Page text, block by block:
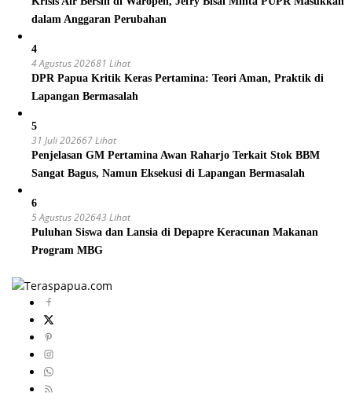
dalam Anggaran Perubahan
4
4 Agustus 202681 Lihat
DPR Papua Kritik Keras Pertamina: Teori Aman, Praktik di
Lapangan Bermasalah
5
31 Juli 202667 Lihat
Penjelasan GM Pertamina Awan Raharjo Terkait Stok BBM
Sangat Bagus, Namun Eksekusi di Lapangan Bermasalah
6
5 Agustus 202643 Lihat
Puluhan Siswa dan Lansia di Depapre Keracunan Makanan
Program MBG